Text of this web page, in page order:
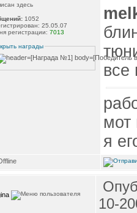
здесь
1052
25.05.07
регистрации: 7013
награды
все
мот
я
10-